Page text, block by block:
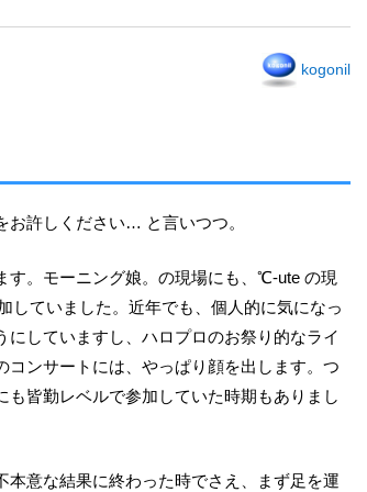
kogonil
お許しください… と言いつつ。
していました。近年でも、個人的に気になっ
していますし、ハロプロのお祭り的なライ
ンサートには、やっぱり顔を出します。つ
皆勤レベルで参加していた時期もありまし